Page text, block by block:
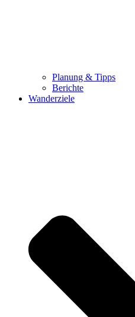
Planung & Tipps
Berichte
Wanderziele